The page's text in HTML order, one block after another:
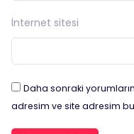
İnternet sitesi
Daha sonraki
adresim ve site adresim